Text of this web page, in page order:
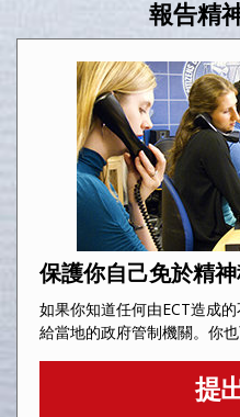
報告精
保護你自己免於精
如果你知道任何由ECT造成
給當地的政府管制機關。你也
提